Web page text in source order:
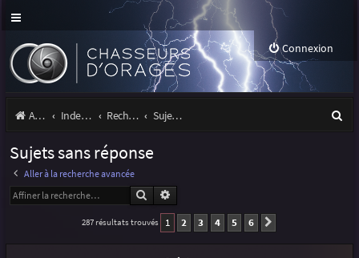
Connexion
Accueil Index du forum Rechercher Sujets sans réponse
Sujets sans réponse
Aller à la recherche avancée
Rechercher
287 résultats trouvés 1 2 3 4 5 6